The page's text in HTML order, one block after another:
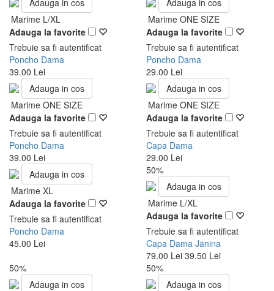
Adauga in cos
Marime L/XL
Adauga la favorite
Trebuie sa fi autentificat
Poncho Dama
39.00 Lei
Adauga in cos
Marime ONE SIZE
Adauga la favorite
Trebuie sa fi autentificat
Poncho Dama
29.00 Lei
Adauga in cos
Marime ONE SIZE
Adauga la favorite
Trebuie sa fi autentificat
Poncho Dama
39.00 Lei
Adauga in cos
Marime ONE SIZE
Adauga la favorite
Trebuie sa fi autentificat
Capa Dama
29.00 Lei
Adauga in cos
Marime XL
Adauga la favorite
Trebuie sa fi autentificat
Poncho Dama
45.00 Lei
50%
Adauga in cos
Marime L/XL
Adauga la favorite
Trebuie sa fi autentificat
Capa Dama Janina
79.00 Lei 39.50 Lei
50%
Adauga in cos
50%
Adauga in cos